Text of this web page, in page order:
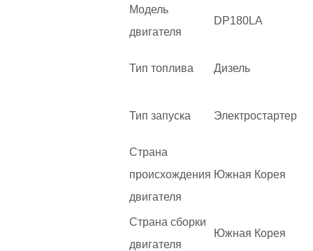
Модель
двигателя
DP180LA
Тип топлива Дизель
Тип запуска Электростартер
Страна
происхождения
двигателя
Южная Корея
Страна сборки
двигателя
Южная Корея